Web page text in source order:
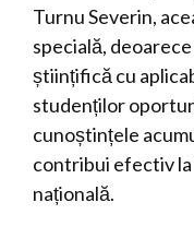
Turnu Severin,
specială,
științifică cu
studenților
cunoștințele
contribui efectiv
națională.